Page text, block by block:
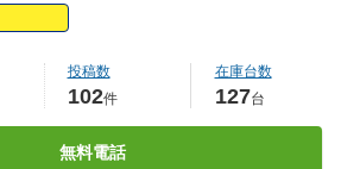
投稿数
102件
在庫台数
127台
無料電話